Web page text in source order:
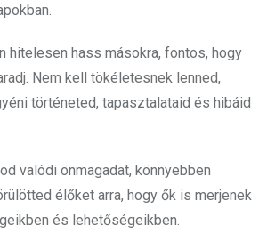
hitelesen hass másokra, fontos, hogy
Nem kell tökéletesnek lenned,
történeted, tapasztalataid és hibáid
valódi önmagadat, könnyebben
élőket arra, hogy ők is merjenek
és lehetőségeikben.